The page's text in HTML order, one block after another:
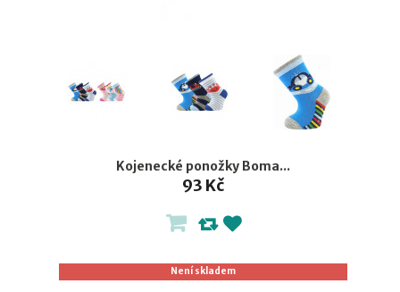
Kojenecké ponožky Boma...
93 Kč
Není skladem